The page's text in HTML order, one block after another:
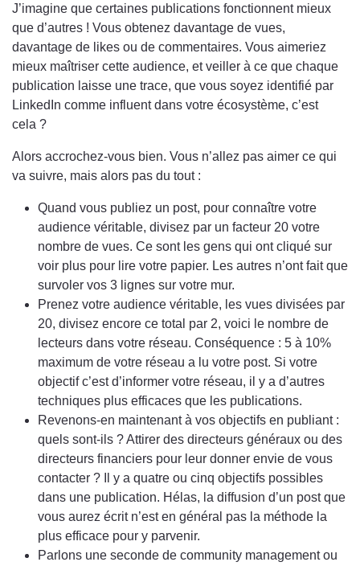
J’imagine que certaines publications fonctionnent mieux
que d’autres ! Vous obtenez davantage de vues,
davantage de likes ou de commentaires. Vous aimeriez
mieux maîtriser cette audience, et veiller à ce que chaque
publication laisse une trace, que vous soyez identifié par
LinkedIn comme influent dans votre écosystème, c’est
cela ?
Alors accrochez-vous bien. Vous n’allez pas aimer ce qui
va suivre, mais alors pas du tout :
Quand vous publiez un post, pour connaître votre
audience véritable, divisez par un facteur 20 votre
nombre de vues. Ce sont les gens qui ont cliqué sur
voir plus pour lire votre papier. Les autres n’ont fait que
survoler vos 3 lignes sur votre mur.
Prenez votre audience véritable, les vues divisées par
20, divisez encore ce total par 2, voici le nombre de
lecteurs dans votre réseau. Conséquence : 5 à 10%
maximum de votre réseau a lu votre post. Si votre
objectif c’est d’informer votre réseau, il y a d’autres
techniques plus efficaces que les publications.
Revenons-en maintenant à vos objectifs en publiant :
quels sont-ils ? Attirer des directeurs généraux ou des
directeurs financiers pour leur donner envie de vous
contacter ? Il y a quatre ou cinq objectifs possibles
dans une publication. Hélas, la diffusion d’un post que
vous aurez écrit n’est en général pas la méthode la
plus efficace pour y parvenir.
Parlons une seconde de community management ou